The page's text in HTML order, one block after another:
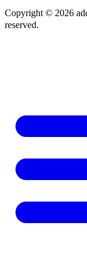
Copyright © 2026
reserved.